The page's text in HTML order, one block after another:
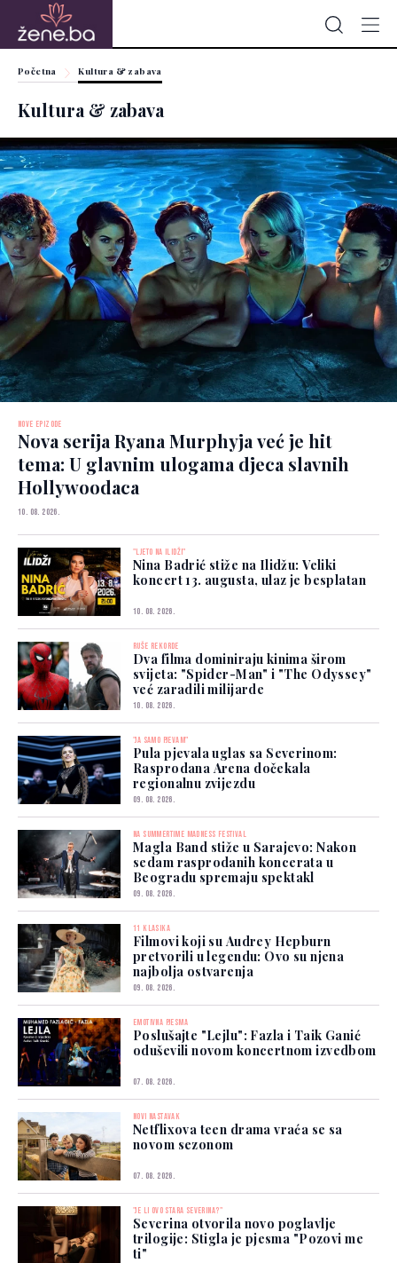
Početna Kultura & zabava
Kultura & zabava
NOVE EPIZODE
Nova serija Ryana Murphyja već je hit
tema: U glavnim ulogama djeca slavnih
Hollywoodaca
10. 08. 2026.
"LJETO NA ILIDŽI"
Nina Badrić stiže na Ilidžu: Veliki
koncert 13. augusta, ulaz je besplatan
10. 08. 2026.
RUŠE REKORDE
Dva filma dominiraju kinima širom
svijeta: "Spider-Man" i "The Odyssey"
već zaradili milijarde
10. 08. 2026.
"JA SAMO PJEVAM"
Pula pjevala uglas sa Severinom:
Rasprodana Arena dočekala
regionalnu zvijezdu
09. 08. 2026.
NA SUMMERTIME MADNESS FESTIVAL
Magla Band stiže u Sarajevo: Nakon
sedam rasprodanih koncerata u
Beogradu spremaju spektakl
09. 08. 2026.
11 KLASIKA
Filmovi koji su Audrey Hepburn
pretvorili u legendu: Ovo su njena
najbolja ostvarenja
09. 08. 2026.
EMOTIVNA PJESMA
Poslušajte "Lejlu": Fazla i Taik Ganić
oduševili novom koncertnom izvedbom
07. 08. 2026.
NOVI NASTAVAK
Netflixova teen drama vraća se sa
novom sezonom
07. 08. 2026.
"JE LI OVO STARA SEVERINA?"
Severina otvorila novo poglavlje
trilogije: Stigla je pjesma "Pozovi me
ti"